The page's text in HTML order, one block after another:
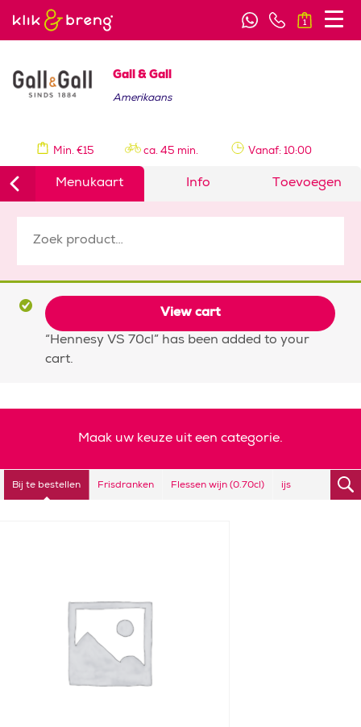
1
Gall & Gall
Amerikaans
Min. €15 ca. 45 min. Vanaf: 10:00
Menukaart Info Toevoegen
View cart
“Hennesy VS 70cl” has been added to your
cart.
Maak uw keuze uit een categorie.
Bij te bestellen Frisdranken Flessen wijn (0.70cl) ijs